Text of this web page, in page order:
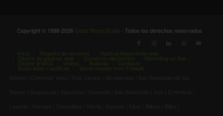
Copyright © 1998-2026 Good Wave Studio - Todos los derechos reservados
Inicio Registro de dominios Hosting/Alojamiento web
Diseño de páginas web Comercio electrónico Marketing on-line
Diseño gráfico Vídeos Noticias Contacto
Aviso legal y políticas
Some images from Freepik